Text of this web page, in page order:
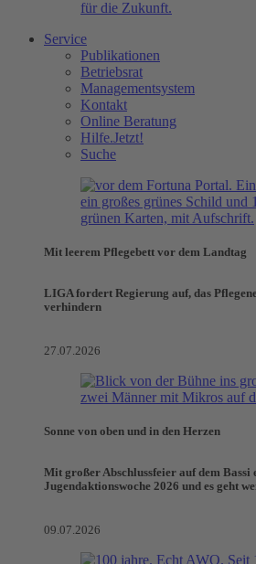
Service
Publikationen
Betriebsrat
Managementsystem
Kontakt
Online Beratung
Hilfe.Jetzt!
Suche
Mit leerem Pflegebett vor dem Landtag
LIGA fordert Regierung auf, das
verhindern
27.07.2026
Sonne von oben und in den Herzen
Mit großer Abschlussfeier auf dem Bassi
Jugendaktionswoche 2026 und es geht
09.07.2026